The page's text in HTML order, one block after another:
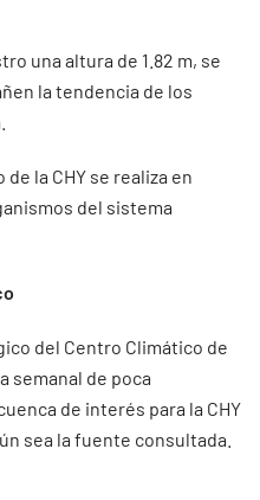
una altura de 1.82 m, se
la tendencia de los
la CHY se realiza en
del sistema
del Centro Climático de
semanal de poca
de interés para la CHY
sea la fuente consultada.